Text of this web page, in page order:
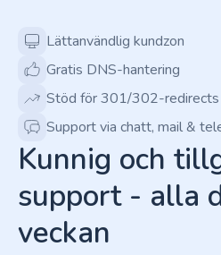
Lättanvändlig kundzon
Gratis DNS-hantering
Stöd för 301/302-redirects
Support via chatt, mail &
Kunnig och
support - alla
veckan